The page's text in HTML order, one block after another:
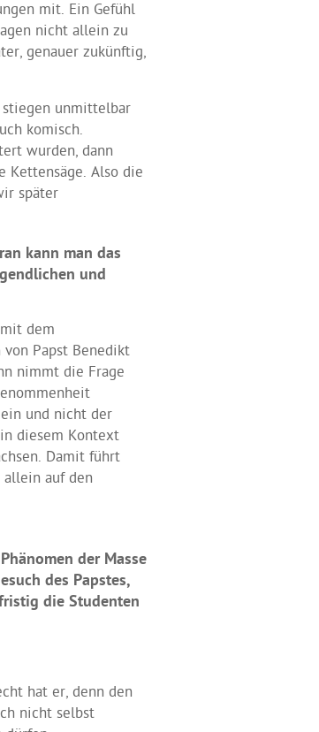
mit. Ein Gefühl
nicht allein zu
genauer zukünftig,
unmittelbar
komisch.
wurden, dann
Kettensäge. Also die
später
kann man das
und
dem
Papst Benedikt
nimmt die Frage
und nicht der
diesem Kontext
Damit führt
auf den
der Masse
des Papstes,
die Studenten
hat er, denn den
nicht selbst